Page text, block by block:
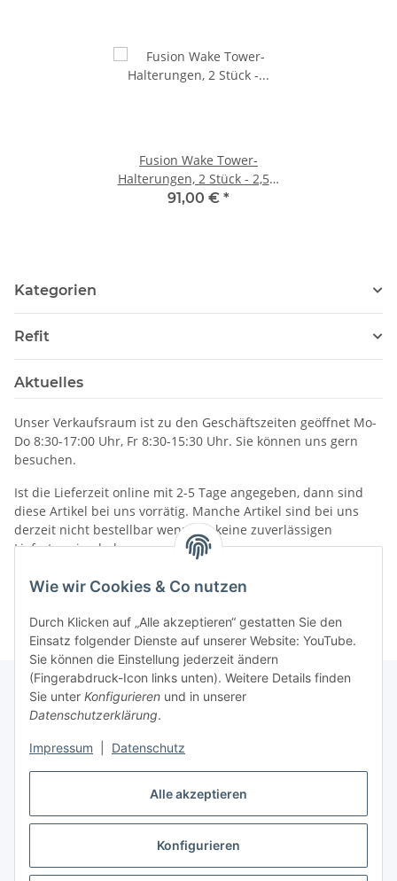
Alle akzeptieren
Konfigurieren
Wie wir Cookies & Co nutzen
Durch Klicken auf „Alle akzeptieren“ gestatten Sie den
Einsatz folgender Dienste auf unserer Website: YouTube.
Sie können die Einstellung jederzeit ändern
(Fingerabdruck-Icon links unten). Weitere Details finden
Sie unter Konfigurieren und in unserer
Datenschutzerklärung.
Impressum Datenschutz
Fusion Wake Tower-
Halterungen, 2 Stück - 2,5""
Rohrmontage für die 6,5""
91,00 € *
Kategorien
Refit
Aktuelles
Unser Verkaufsraum ist zu den Geschäftszeiten geöffnet Mo-
Do 8:30-17:00 Uhr, Fr 8:30-15:30 Uhr. Sie können uns gern
besuchen.
Ist die Lieferzeit online mit 2-5 Tage angegeben, dann sind
diese Artikel bei uns vorrätig. Manche Artikel sind bei uns
derzeit nicht bestellbar wenn wir keine zuverlässigen
Liefertermine haben.
Informationen
Gesetzliche Informationen
Vertrag widerrufen